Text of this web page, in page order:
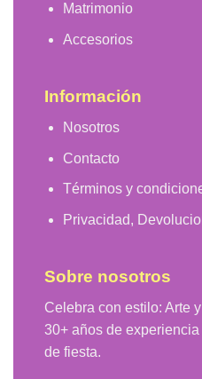
Matrimonio
Accesorios
Información
Nosotros
Contacto
Términos y
Privacidad,
Sobre nosotros
Celebra con estilo: Arte
30+ años de
de fiesta.